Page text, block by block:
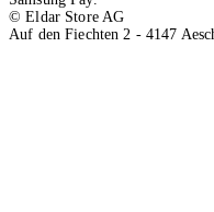
© Eldar Store AG
Auf den Fiechten 2 - 4147